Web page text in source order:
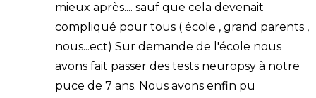
mieux après.... sauf que cela devenait
compliqué pour tous ( école , grand parents ,
nous...ect) Sur demande de l'école nous
avons fait passer des tests neuropsy à notre
puce de 7 ans. Nous avons enfin pu